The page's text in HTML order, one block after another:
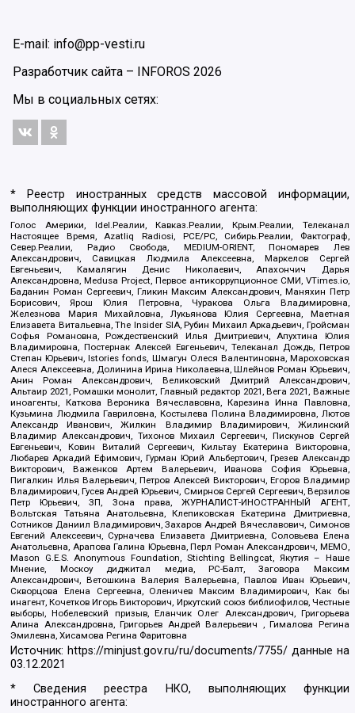
E-mail: info@pp-vesti.ru
Разработчик сайта –
INFOROS 2026
Мы в социальных сетях:
* Реестр иностранных средств массовой информации,
выполняющих функции иностранного агента:
Голос Америки, Idel.Реалии, Кавказ.Реалии, Крым.Реалии, Телеканал
Настоящее Время, Azatliq Radiosi, PCE/PC, Сибирь.Реалии, Фактограф,
Север.Реалии, Радио Свобода, MEDIUM-ORIENT, Пономарев Лев
Александрович, Савицкая Людмила Алексеевна, Маркелов Сергей
Евгеньевич, Камалягин Денис Николаевич, Апахончич Дарья
Александровна, Medusa Project, Первое антикоррупционное СМИ, VTimes.io,
Баданин Роман Сергеевич, Гликин Максим Александрович, Маняхин Петр
Борисович, Ярош Юлия Петровна, Чуракова Ольга Владимировна,
Железнова Мария Михайловна, Лукьянова Юлия Сергеевна, Маетная
Елизавета Витальевна, The Insider SIA, Рубин Михаил Аркадьевич, Гройсман
Софья Романовна, Рождественский Илья Дмитриевич, Апухтина Юлия
Владимировна, Постернак Алексей Евгеньевич, Телеканал Дождь, Петров
Степан Юрьевич, Istories fonds, Шмагун Олеся Валентиновна, Мароховская
Алеся Алексеевна, Долинина Ирина Николаевна, Шлейнов Роман Юрьевич,
Анин Роман Александрович, Великовский Дмитрий Александрович,
Альтаир 2021, Ромашки монолит, Главный редактор 2021, Вега 2021, Важные
иноагенты, Каткова Вероника Вячеславовна, Карезина Инна Павловна,
Кузьмина Людмила Гавриловна, Костылева Полина Владимировна, Лютов
Александр Иванович, Жилкин Владимир Владимирович, Жилинский
Владимир Александрович, Тихонов Михаил Сергеевич, Пискунов Сергей
Евгеньевич, Ковин Виталий Сергеевич, Кильтау Екатерина Викторовна,
Любарев Аркадий Ефимович, Гурман Юрий Альбертович, Грезев Александр
Викторович, Важенков Артем Валерьевич, Иванова София Юрьевна,
Пигалкин Илья Валерьевич, Петров Алексей Викторович, Егоров Владимир
Владимирович, Гусев Андрей Юрьевич, Смирнов Сергей Сергеевич, Верзилов
Петр Юрьевич, ЗП, Зона права, ЖУРНАЛИСТ-ИНОСТРАННЫЙ АГЕНТ,
Вольтская Татьяна Анатольевна, Клепиковская Екатерина Дмитриевна,
Сотников Даниил Владимирович, Захаров Андрей Вячеславович, Симонов
Евгений Алексеевич, Сурначева Елизавета Дмитриевна, Соловьева Елена
Анатольевна, Арапова Галина Юрьевна, Перл Роман Александрович, МЕМО,
Mason G.E.S. Anonymous Foundation, Stichting Bellingcat, Якутия – Наше
Мнение, Москоу диджитал медиа, РС-Балт, Заговора Максим
Александрович, Ветошкина Валерия Валерьевна, Павлов Иван Юрьевич,
Скворцова Елена Сергеевна, Оленичев Максим Владимирович, Как бы
инагент, Кочетков Игорь Викторович, Иркутский союз библиофилов, Честные
выборы, Нобелевский призыв, Еланчик Олег Александрович, Григорьева
Алина Александровна, Григорьев Андрей Валерьевич , Гималова Регина
Эмилевна, Хисамова Регина Фаритовна
Источник: https://minjust.gov.ru/ru/documents/7755/ данные на
03.12.2021
* Сведения реестра НКО, выполняющих функции
иностранного агента: